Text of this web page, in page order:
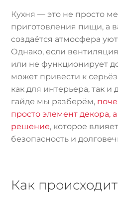
Кухня — это не просто
приготовления пищи, а
создаётся атмосфера
Однако, если вентиляция
или не функционирует
может привести к
как для интерьера, так и
гайде мы разберём,
просто элемент декора,
решение, которое
безопасность и
Как